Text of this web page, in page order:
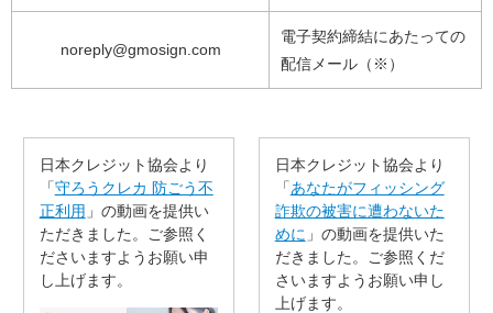
noreply@gmosign.com
電子契約締結にあたっての
配信メール（※）
日本クレジット協会より
「守ろうクレカ 防ごう不
正利用 」の動画を提供い
ただきました。ご参照く
ださいますようお願い申
し上げます。
日本クレジット協会より
「あなたがフィッシング
詐欺の被害に遭わないた
めに 」の動画を提供いた
だきました。ご参照くだ
さいますようお願い申し
上げます。